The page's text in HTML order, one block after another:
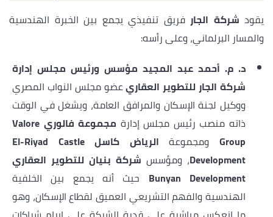
يقود شركة الجار فريق تنفيذي يجمع بين الخبرة الهندسية
والمسار البرلماني، وعلى رأسه:
د. م. أحمد عبد المجيد مؤسس ورئيس مجلس إدارة
شركة الجار للتطوير العقاريعضو مجلس النواب المصري
ووكيل لجنة الإسكان والمرافق العامة، ويشغل في الوقت
ذاته منصب رئيس مجلس إدارة
مجموعة فالوري Valore
Groupومجموعة
الرياض كاسل El-Riyad Castle
Development، ومؤسس شركة بنيان للتطوير العقاري
Bunyan Development حيث أنه يجمع بين الخلفية
الهندسية والفهم التشريعي العميق لقطاع الإسكان، وهو